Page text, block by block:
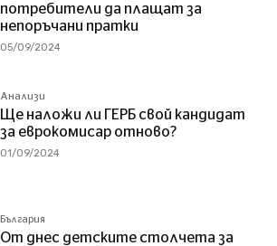
потребители да плащат за
непоръчани пратки
05/09/2024
Анализи
Ще наложи ли ГЕРБ свой кандидат
за еврокомисар отново?
01/09/2024
България
От днес детските столчета за